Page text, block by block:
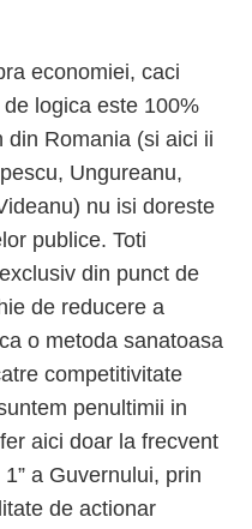
economiei, caci
logica este 100%
din Romania (si aici ii
Ungureanu,
nu isi doreste
publice. Toti
din punct de
de reducere a
o metoda sanatoasa
competitivitate
penultimii in
aici doar la frecvent
a Guvernului, prin
de actionar